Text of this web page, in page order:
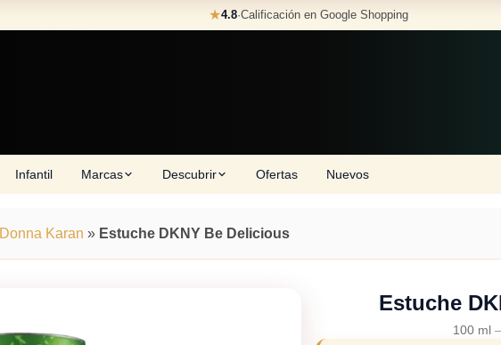
★4.8·Calificación en Google Shopping
Infantil Marcas Descubrir Ofertas Nuevos
Donna Karan » Estuche DKNY Be Delicious
Estuche
100 ml –